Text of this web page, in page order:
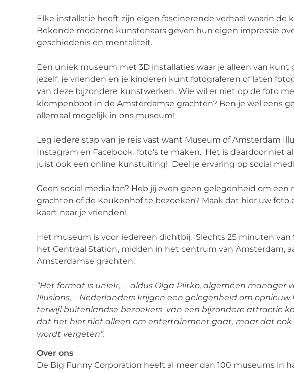
Elke installatie heeft zijn eigen fascinerende verhaal waarin de
Bekende moderne kunstenaars geven hun eigen impressie
geschiedenis en mentaliteit.
Een uniek museum met 3D installaties waar je alleen van kunt
jezelf, je vrienden en je kinderen kunt fotograferen of laten
van deze bijzondere kunstwerken. Wie wil er niet op de foto
klompenboot in de Amsterdamse grachten? Ben je wel eens
allemaal mogelijk in ons museum!
Leg iedere stap van je reis vast want Museum of Amsterdam
Instagram en Facebook foto’s te maken. Het is daardoor niet
juist ook een online kunstuiting! Deel je ervaring op social
Geen social media fan? Heb jij even geen gelegenheid om
grachten of de Keukenhof te bezoeken? Maak dat hier uw foto
kaart naar je vrienden!
Het museum is voor iedereen dichtbij. Slechts 25 minuten van
het Centraal Station, midden in het centrum van Amsterdam,
Amsterdamse grachten.
“Het format is uniek, – aldus Olga Plitko, algemeen manager
Illusions, – Nederlanders krijgen een gelegenheid om
terwijl buitenlandse bezoekers van een bijzondere attractie
dat het hier niet alleen om entertainment gaat, maar dat
wordt vergeten”.
Over ons
De Big Funny Corporation heeft al meer dan 100 museums in